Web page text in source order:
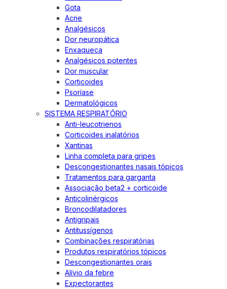
Gota
Acne
Analgésicos
Dor neuropática
Enxaqueca
Analgésicos potentes
Dor muscular
Corticoides
Psoríase
Dermatológicos
SISTEMA RESPIRATÓRIO
Anti-leucotrienos
Corticoides inalatórios
Xantinas
Linha completa para gripes
Descongestionantes nasais tópicos
Tratamentos para garganta
Associação beta2 + corticoide
Anticolinérgicos
Broncodilatadores
Antigripais
Antitussígenos
Combinações respiratórias
Produtos respiratórios tópicos
Descongestionantes orais
Alívio da febre
Expectorantes